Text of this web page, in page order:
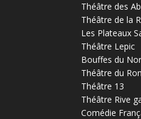
Théâtre des
Théâtre de la
Les Plateaux
Théâtre Lepic
Bouffes du
Théâtre du
Théâtre 13
Théâtre Rive
Comédie